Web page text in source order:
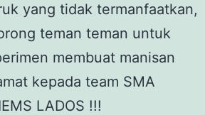
yang tidak termanfaatkan,
teman teman untuk
membuat manisan
kepada team SMA
LADOS !!!